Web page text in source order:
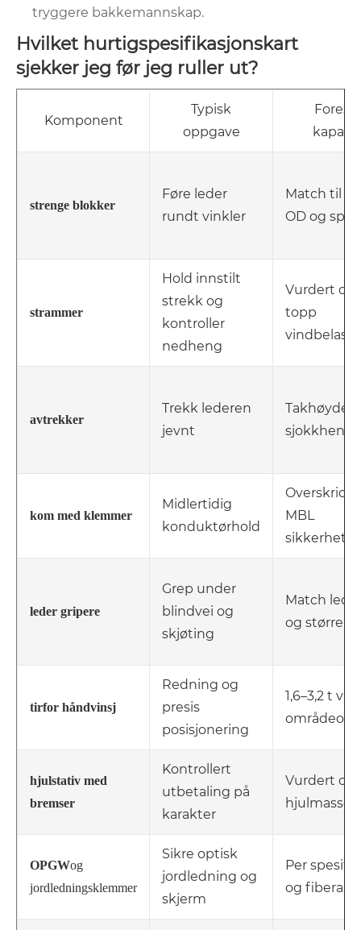
tryggere bakkemannskap.
Hvilket hurtigspesifikasjonskart
sjekker jeg før jeg ruller ut?
Komponent
Typisk
oppgave
strenge blokker
Føre leder
rundt vinkler
Match til
OD og
strammer
Hold innstilt
strekk og
kontroller
nedheng
Vurdert
topp
avtrekker
Trekk lederen
jevnt
Takhøyde
kom med klemmer
Midlertidig
konduktørhold
Overskrid
MBL
leder gripere
Grep under
blindvei og
skjøting
Match
og størrelse
tirfor håndvinsj
Redning og
presis
posisjonering
1,6–3,2 t
hjulstativ med
bremser
Kontrollert
utbetaling på
karakter
Vurdert
hjulmassen
OPGWog
jordledningsklemmer
Sikre optisk
jordledning og
skjerm
Per
og